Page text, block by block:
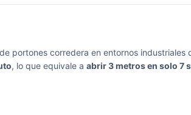
portones corredera en entornos
, lo que equivale a abrir 3 metros en solo 7